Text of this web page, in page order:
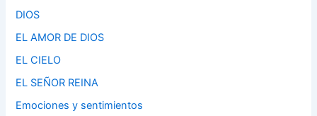
DIOS
EL AMOR DE DIOS
EL CIELO
EL SEÑOR REINA
Emociones y sentimientos